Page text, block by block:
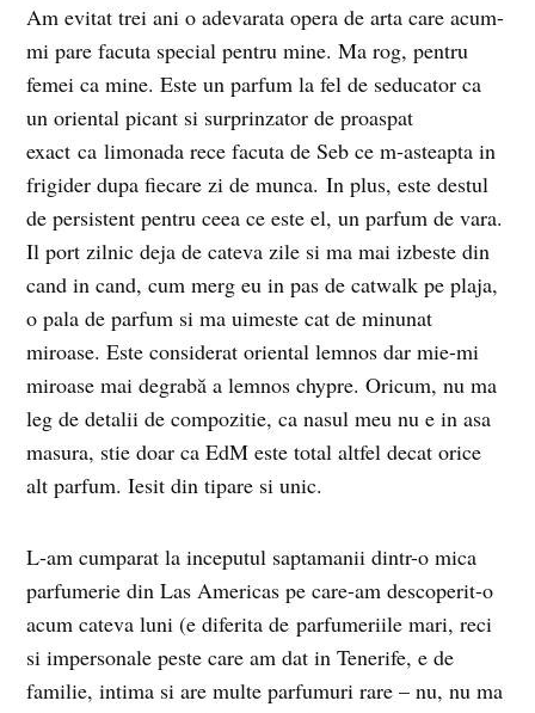
Am evitat trei ani o adevarata opera de arta care acum-
mi pare facuta special pentru mine. Ma rog, pentru
femei ca mine. Este un parfum la fel de seducator ca
un oriental picant si surprinzator de proaspat
exact ca limonada rece facuta de Seb ce m-asteapta in
frigider dupa fiecare zi de munca. In plus, este destul
de persistent pentru ceea ce este el, un parfum de vara.
Il port zilnic deja de cateva zile si ma mai izbeste din
cand in cand, cum merg eu in pas de catwalk pe plaja,
o pala de parfum si ma uimeste cat de minunat
miroase. Este considerat oriental lemnos dar mie-mi
miroase mai degrabă a lemnos chypre. Oricum, nu ma
leg de detalii de compozitie, ca nasul meu nu e in asa
masura, stie doar ca EdM este total altfel decat orice
alt parfum. Iesit din tipare si unic.
L-am cumparat la inceputul saptamanii dintr-o mica
parfumerie din Las Americas pe care-am descoperit-o
acum cateva luni (e diferita de parfumeriile mari, reci
si impersonale peste care am dat in Tenerife, e de
familie, intima si are multe parfumuri rare – nu, nu ma